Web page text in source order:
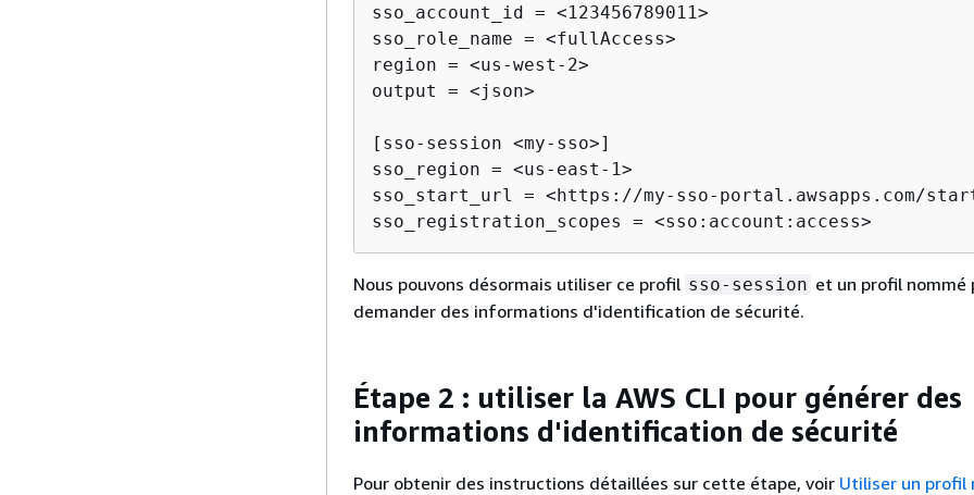
sso_account_id = <123456789011>
sso_role_name = <fullAccess>
region = <us-west-2>
output = <json>
[sso-session <my-sso>]
sso_region = <us-east-1>
sso_start_url = <https://my-sso-portal.awsapps.com/
sso_registration_scopes = <sso:account:access>
Nous pouvons désormais utiliser ce profil sso-session et un profil nommé
demander des informations d'identification de sécurité.
Étape 2 : utiliser la AWS CLI pour générer des
informations d'identification de sécurité
Pour obtenir des instructions détaillées sur cette étape, voir Utiliser un profil